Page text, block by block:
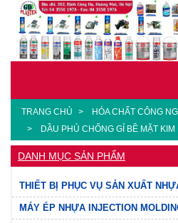
TRANG CHỦ HÓA CHẤT CÔNG
DẦU PHỦ CHỐNG GỈ BỀ MẶT
DANH MỤC SẢN PHẨM
THIẾT BỊ PHỤC VỤ SẢN XUẤT
MÁY ÉP NHỰA INJECTION